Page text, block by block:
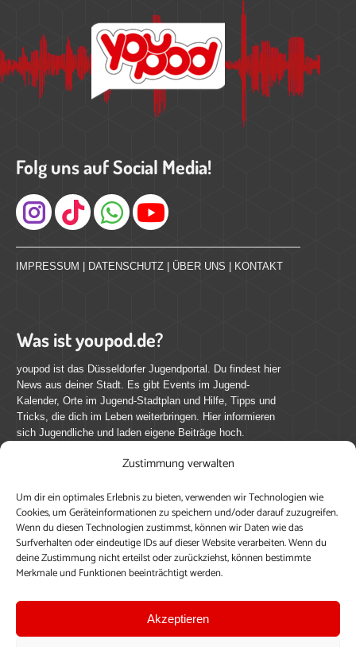
Zustimmung verwalten
Um dir ein optimales Erlebnis zu bieten, verwenden wir Technologien wie
Cookies, um Geräteinformationen zu speichern und/oder darauf zuzugreifen.
Wenn du diesen Technologien zustimmst, können wir Daten wie das
Surfverhalten oder eindeutige IDs auf dieser Website verarbeiten. Wenn du
deine Zustimmung nicht erteilst oder zurückziehst, können bestimmte
Merkmale und Funktionen beeinträchtigt werden.
Akzeptieren
Folg uns auf Social Media!
Instagram
IMPRESSUM DATENSCHUTZ ÜBER UNS KONTAKT
Was ist youpod.de?
youpod ist das Düsseldorfer Jugendportal. Du findest hier
News aus deiner Stadt. Es gibt Events im Jugend-
Kalender, Orte im Jugend-Stadtplan und Hilfe, Tipps und
Tricks, die dich im Leben weiterbringen. Hier informieren
sich Jugendliche und laden eigene Beiträge hoch.
Mach mit bei youpod.de!
youpod.de lebt von Menschen wie dir. Sammel
journalistische Erfahrung, teile deine Perspektive und
veröffentliche deine Beiträge auf youpod.de.Du musst
dich anmelden, um alle Funktionen nutzen zu können, ein
Profil anzulegen, eigene Beiträge hochzuladen und zu
Einloggen